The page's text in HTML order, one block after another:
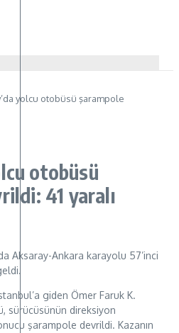
yolcu otobüsü şarampole
otobüsü
41 yaralı
Aksaray-Ankara karayolu 57’inci
giden Ömer Faruk K.
sürücüsünün direksiyon
şarampole devrildi. Kazanın